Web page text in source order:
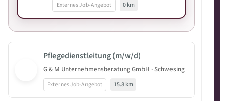
Externes Job-Angebot 0 km
Pflegedienstleitung (m/w/d)
G & M Unternehmensberatung GmbH · Schwesing
Externes Job-Angebot 15.8 km